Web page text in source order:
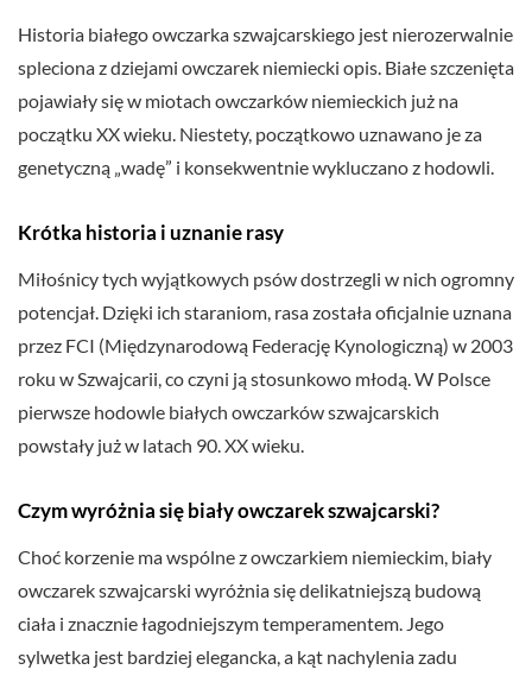
Historia białego owczarka szwajcarskiego jest nierozerwalnie
spleciona z dziejami owczarek niemiecki opis. Białe szczenięta
pojawiały się w miotach owczarków niemieckich już na
początku XX wieku. Niestety, początkowo uznawano je za
genetyczną „wadę” i konsekwentnie wykluczano z hodowli.
Krótka historia i uznanie rasy
Miłośnicy tych wyjątkowych psów dostrzegli w nich ogromny
potencjał. Dzięki ich staraniom, rasa została oficjalnie uznana
przez FCI (Międzynarodową Federację Kynologiczną) w 2003
roku w Szwajcarii, co czyni ją stosunkowo młodą. W Polsce
pierwsze hodowle białych owczarków szwajcarskich
powstały już w latach 90. XX wieku.
Czym wyróżnia się biały owczarek szwajcarski?
Choć korzenie ma wspólne z owczarkiem niemieckim, biały
owczarek szwajcarski wyróżnia się delikatniejszą budową
ciała i znacznie łagodniejszym temperamentem. Jego
sylwetka jest bardziej elegancka, a kąt nachylenia zadu